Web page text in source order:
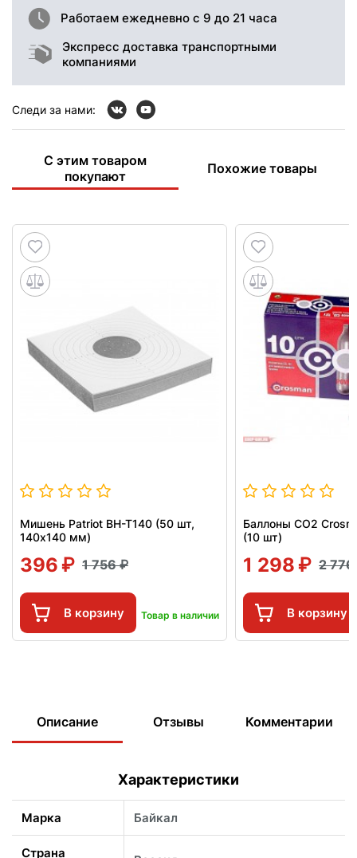
Работаем ежедневно с 9 до 21 часа
Экспресс доставка транспортными
компаниями
Следи за нами:
С этим товаром
покупают
Похожие товары
Мишень Patriot BH-T140 (50 шт,
140x140 мм)
396 1 756
В корзину Товар в наличии
Баллоны СО2
(10 шт)
1 298 2 776
В корзину
Описание Отзывы Комментарии
Характеристики
Марка Байкал
Страна